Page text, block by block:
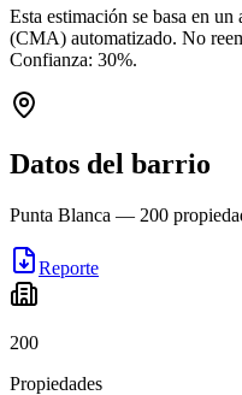
Esta estimación se basa en
(CMA) automatizado. No
Confianza: 30%.
Datos del barrio
Punta Blanca — 200
Reporte
200
Propiedades